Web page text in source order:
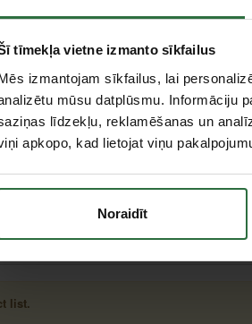
tīmekļa vietne izmanto sīkfailus
izmantojam sīkfailus, lai
mūsu datplūsmu. Informāciju
līdzekļu, reklamēšanas un
apkopo, kad lietojat viņu
Noraidīt
1/2"
Seškantes muciņa
Nē
Jā
šo preci, tāpat
list.